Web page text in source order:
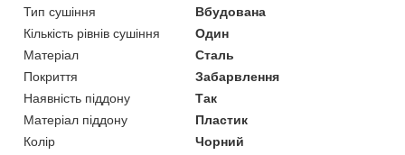
Тип сушіння
Вбудована
Кількість рівнів сушіння
Один
Матеріал
Сталь
Покриття
Забарвлення
Наявність піддону
Так
Матеріал піддону
Пластик
Колір
Чорний